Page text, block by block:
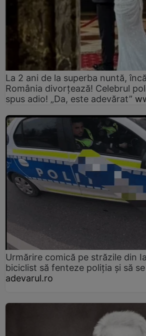
La 2 ani de la superba nuntă,
România divorțează! Celebrul
spus adio! „Da, este adevărat”
Urmărire comică pe străzile din
biciclist să fenteze poliția și să
adevarul.ro